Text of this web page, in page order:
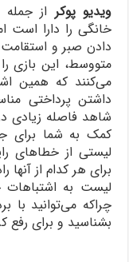
ویدیو پوکر از
خانگی را دارا است
دادن صبر و استقامت
متووسط، این بازی
می‌کنند که همین
داشتن پرداختی
شاهد فاصله زیادی
کمک به شما برای
لیستی از خطاهای
برای هر کدام از آنها
لیست به اشتباهات
چراکه می‌توانید
بشناسید و برای رفع